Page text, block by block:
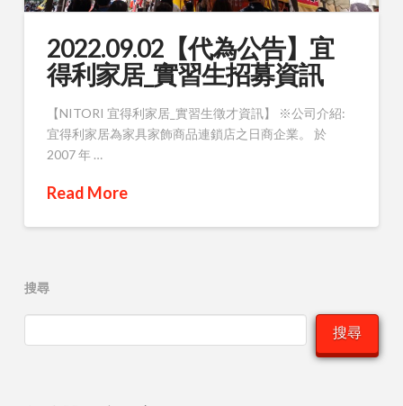
2022.09.02【代為公告】宜
得利家居_實習生招募資訊
【NITORI 宜得利家居_實習生徵才資訊】 ※公司介紹:
宜得利家居為家具家飾商品連鎖店之日商企業。 於
2007 年 …
Read More
搜尋
搜尋